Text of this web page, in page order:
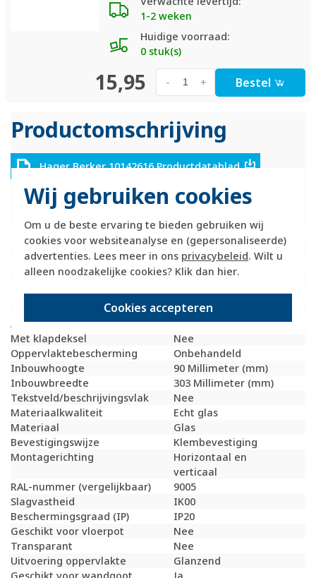
Wij gebruiken cookies
Om u de beste ervaring te bieden gebruiken wij
cookies voor websiteanalyse en (gepersonaliseerde)
advertenties. Lees meer in ons privacybeleid. Wilt u
alleen noodzakelijke cookies? Klik dan hier.
Cookies accepteren
1-2 weken
Huidige voorraad:
0 stuk(s)
15,95 +
- Bestel
Productomschrijving
Hager Berker 10142616 Productdatablad
Technische specificaties
Specificatie
Waarde
Kleur
Zwart
Breedte
303 Millimeter (mm)
Halogeenvrij
Ja
Hoogte
90 Millimeter (mm)
7,5 Millimeter (mm)
Aantal eenheden
4
Met klapdeksel
Nee
Oppervlaktebescherming
Onbehandeld
Inbouwhoogte
90 Millimeter (mm)
Inbouwbreedte
303 Millimeter (mm)
Tekstveld/beschrijvingsvlak
Nee
Materiaalkwaliteit
Echt glas
Materiaal
Glas
Bevestigingswijze
Klembevestiging
Montagerichting
Horizontaal en
verticaal
RAL-nummer (vergelijkbaar)
9005
Slagvastheid
IK00
Beschermingsgraad (IP)
IP20
Geschikt voor vloerpot
Nee
Transparant
Nee
Uitvoering oppervlakte
Glanzend
Geschikt voor wandgoot
Ja